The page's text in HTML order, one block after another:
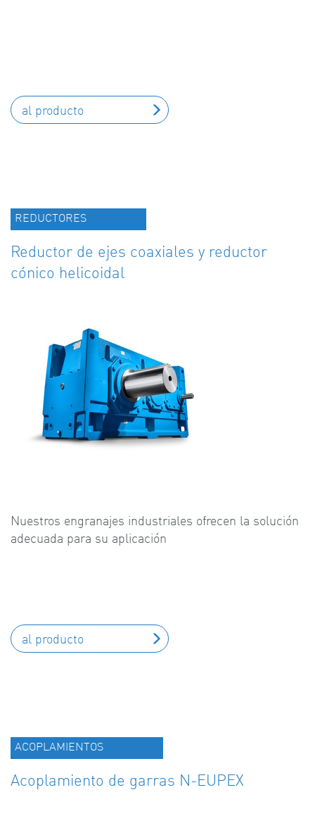
al producto
REDUCTORES
Reductor de ejes coaxiales y reductor
cónico helicoidal
Nuestros engranajes industriales ofrecen la solución
adecuada para su aplicación
al producto
ACOPLAMIENTOS
Acoplamiento de garras N-EUPEX